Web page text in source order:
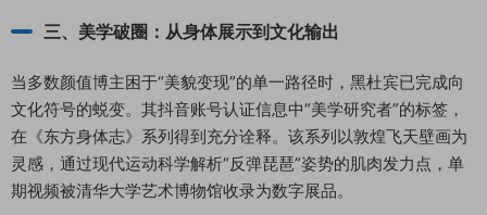
三、美学破圈：从身体展示到文化输出
当多数颜值博主困于“美貌变现”的单一路径时，黑杜宾已完成向
文化符号的蜕变。其抖音账号认证信息中“美学研究者”的标签，
在《东方身体志》系列得到充分诠释。该系列以敦煌飞天壁画为
灵感，通过现代运动科学解析“反弹琵琶”姿势的肌肉发力点，单
期视频被清华大学艺术博物馆收录为数字展品。